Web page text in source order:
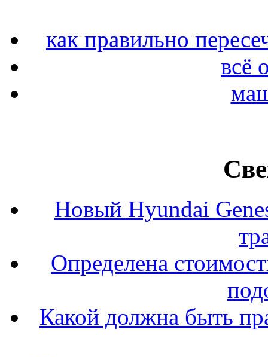
как правильно
всё
Новый Hyundai
Определена
Какой должна быть